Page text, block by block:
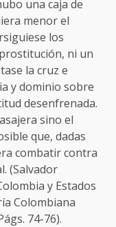
una caja de
menor el
los
ni un
la cruz e
y dominio sobre
desenfrenada.
sino el
que, dadas
combatir contra
(Salvador
y Estados
Colombiana
74-76).